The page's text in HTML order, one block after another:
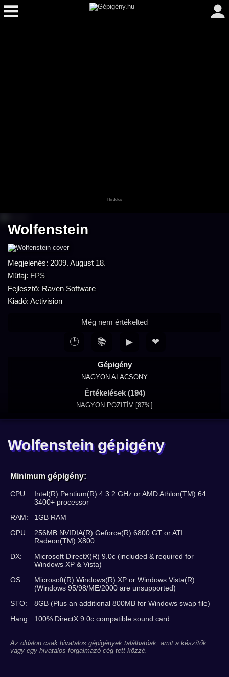
Wolfenstein
Megjelenés: 2009. August 18.
Műfaj: FPS
Fejlesztő: Raven Software
Kiadó: Activision
Gépigény
NAGYON ALACSONY
Értékelések (194)
NAGYON POZITÍV [87%]
Még nem értékelted
🕑 📚 ▶ ❤
Wolfenstein gépigény
Minimum gépigény:
CPU:
Intel(R) Pentium(R) 4 3.2 GHz or AMD Athlon(TM) 64
3400+ processor
RAM:
1GB RAM
GPU:
256MB NVIDIA(R) Geforce(R) 6800 GT or ATI
Radeon(TM) X800
DX:
Microsoft DirectX(R) 9.0c (included & required for
Windows XP & Vista)
OS:
Microsoft(R) Windows(R) XP or Windows Vista(R)
(Windows 95/98/ME/2000 are unsupported)
STO:
8GB (Plus an additional 800MB for Windows swap file)
Hang:
100% DirectX 9.0c compatible sound card
Az oldalon csak hivatalos gépigények találhatóak, amit a készítők
vagy egy hivatalos forgalmazó cég tett közzé.